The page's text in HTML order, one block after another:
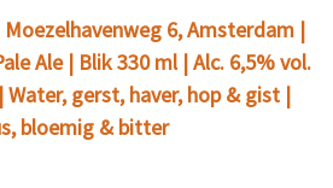
6, Amsterdam |
Ale | Blik 330 ml | Alc. 6,5% vol.
Water, gerst, haver, hop & gist |
bloemig & bitter